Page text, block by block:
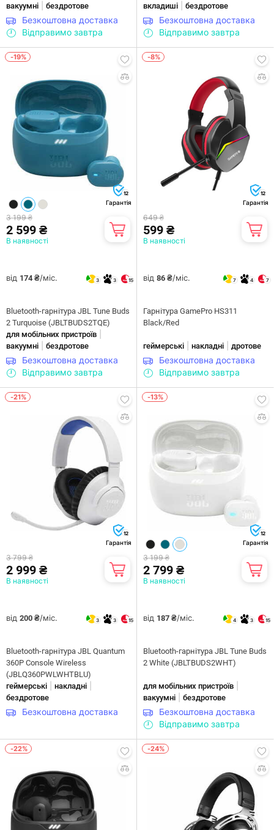
вакуумні бездротове
Безкоштовна доставка
Відправимо завтра
вкладиші бездротове
Безкоштовна доставка
Відправимо завтра
-19%
12
Гарантія
3 199 ₴
2 599 ₴
В наявності
від 174 ₴/міс. 3 3 15
Bluetooth-гарнітура JBL Tune Buds
2 Turquoise (JBLTBUDS2TQE)
для мобільних пристроїв
вакуумні бездротове
Безкоштовна доставка
Відправимо завтра
-8%
12
Гарантія
649 ₴
599 ₴
В наявності
від 86 ₴/міс. 7 4 7
Гарнітура GamePro HS311
Black/Red
геймерські накладні дротове
Безкоштовна доставка
Відправимо завтра
-21%
12
Гарантія
3 799 ₴
2 999 ₴
В наявності
від 200 ₴/міс. 3 3 15
Bluetooth-гарнiтура JBL Quantum
360P Console Wireless
(JBLQ360PWLWHTBLU)
геймерські
накладні
бездротове
Безкоштовна доставка
-13%
12
Гарантія
3 199 ₴
2 799 ₴
В наявності
від 187 ₴/міс. 4 3 15
Bluetooth-гарнітура JBL Tune Buds
2 White (JBLTBUDS2WHT)
для мобільних пристроїв
вакуумні бездротове
Безкоштовна доставка
Відправимо завтра
-22% -24%